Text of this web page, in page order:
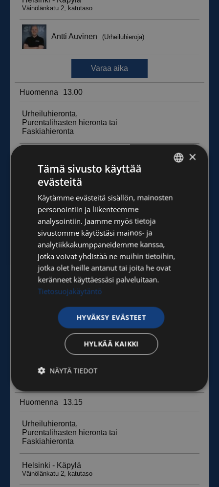
ENGLISH
×
Tämä sivusto käyttää
evästeitä
Käytämme evästeitä sisällön, mainosten
personointiin ja liikenteemme
analysointiin. Jaamme myös tietoja
sivustomme käytöstäsi mainos- ja
analytiikkakumppaneidemme kanssa,
jotka voivat yhdistää ne muihin tietoihin,
jotka olet heille antanut tai joita he ovat
keränneet käyttäessäsi palveluitaan.
Tietosuojakäytäntö
HYVÄKSY EVÄSTEET
HYLKÄÄ KAIKKI
NÄYTÄ TIEDOT
Ehdottomasti
välttämättömät
Suorituskyvylliset
Kohdentavat
Luokittelemattomat